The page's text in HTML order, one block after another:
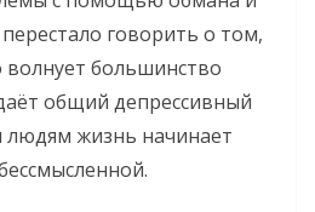
перестало говорить о том,
волнует большинство
общий депрессивный
жизнь начинает